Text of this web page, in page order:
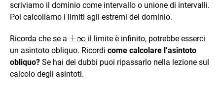
scriviamo il dominio come intervallo o unione di intervalli.
Poi calcoliamo i limiti agli estremi del dominio.
Ricorda che se a \pm
\infty
±∞ il limite è infinito, potrebbe esserci
un asintoto obliquo. Ricordi come calcolare l’asintoto
obliquo? Se hai dei dubbi puoi ripassarlo nella lezione sul
calcolo degli asintoti.